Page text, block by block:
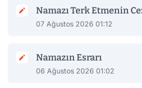
Namazı Terk Etmenin
07 Ağustos 2026 01:12
Namazın Esrarı
06 Ağustos 2026 01:02